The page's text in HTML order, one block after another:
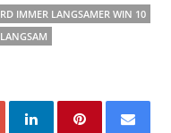
IMMER LANGSAMER WIN 10